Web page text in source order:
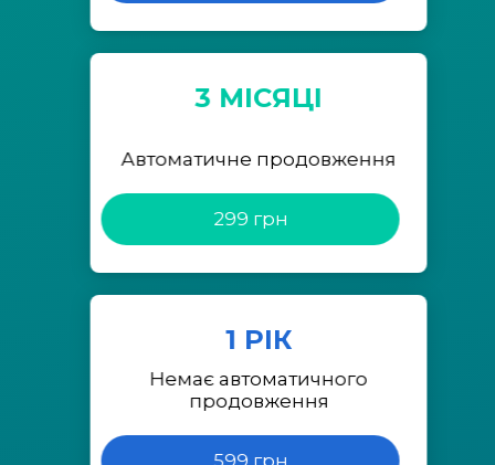
3 МІСЯЦІ
Автоматичне продовження
299 грн
1 РІК
Немає автоматичного
продовження
599 грн